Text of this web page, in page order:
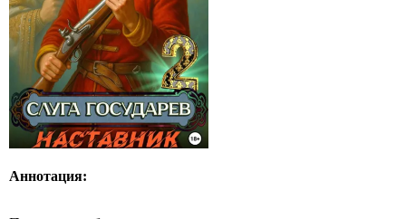
Аннотация: